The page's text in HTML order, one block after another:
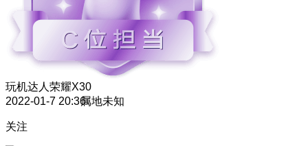
玩机达人 荣耀X30
2022-01-7 20:36属地未知
关注